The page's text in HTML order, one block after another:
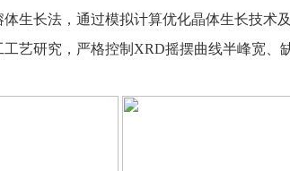
生长法，通过模拟计算优化晶体生长技术
艺研究，严格控制XRD摇摆曲线半峰宽、